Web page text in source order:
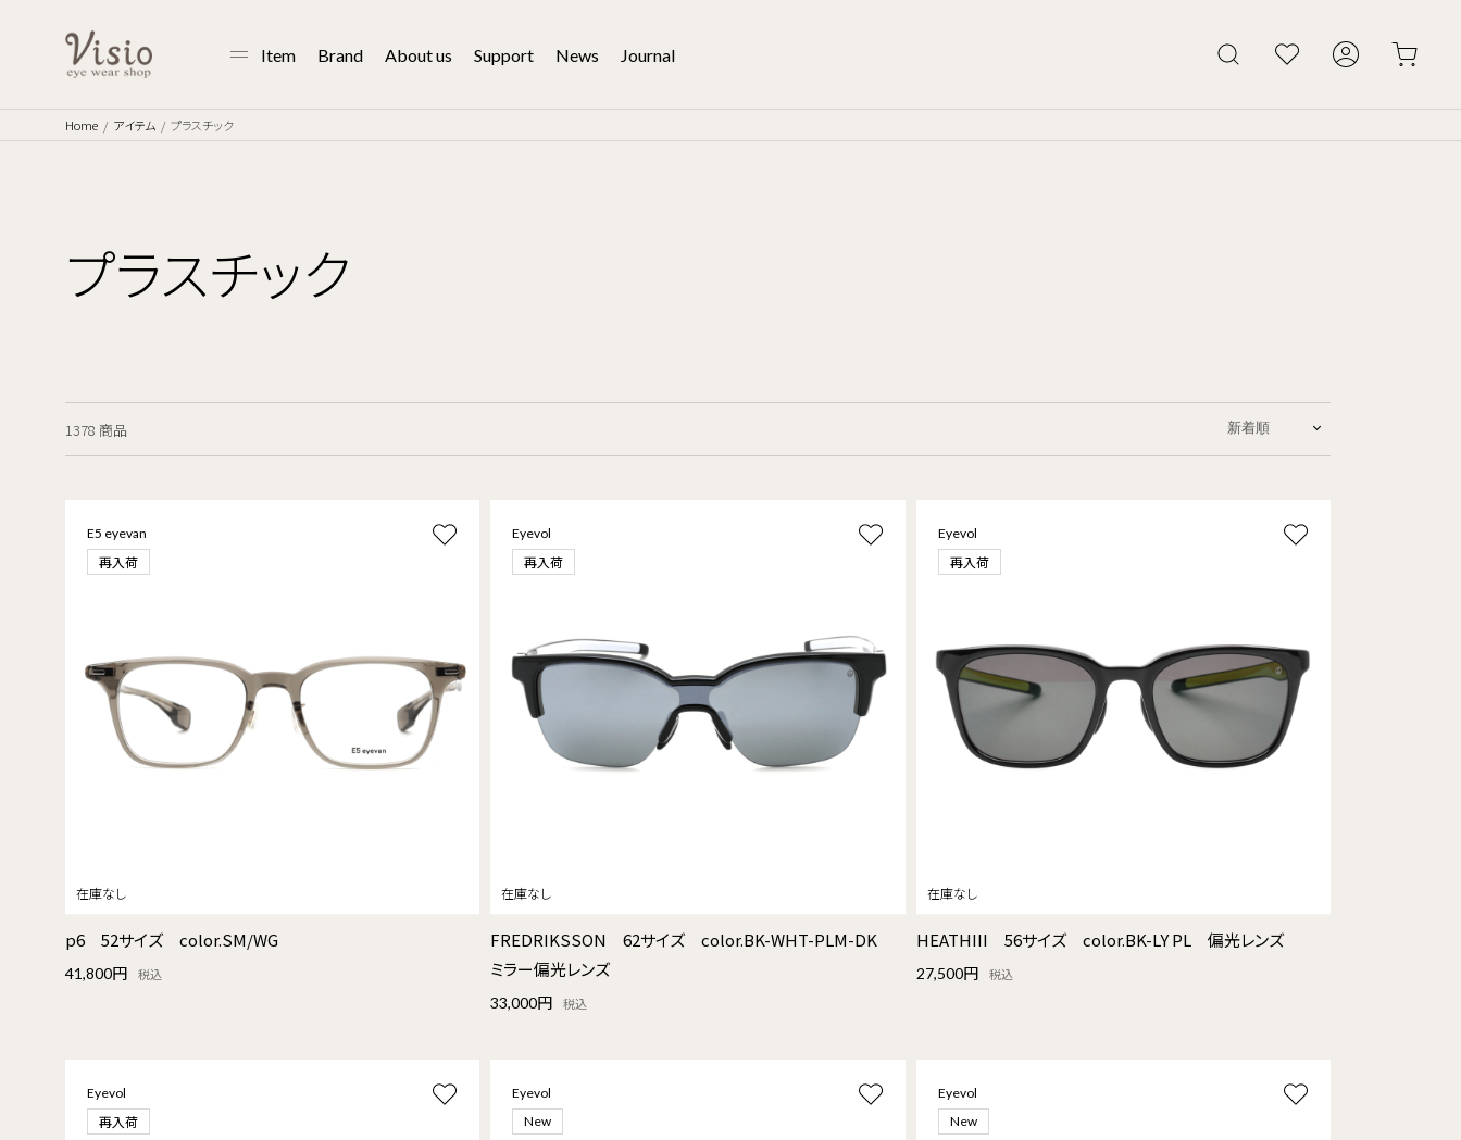
Item Brand About us Support News Journal
Home アイテム プラスチック
プラスチック
1378 商品
E5 eyevan
再入荷
p6 52サイズ color.SM/WG
41,800円 税込
Eyevol
再入荷
FREDRIKSSON 62サイズ color.BK-WHT-PLM-DK
ミラー偏光レンズ
33,000円 税込
Eyevol
再入荷
HEATHIII 56サイズ color.BK-LY PL 偏光レンズ
27,500円 税込
Eyevol
再入荷
Eyevol
New
Eyevol
New